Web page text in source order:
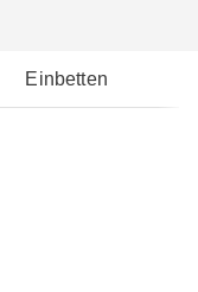
Einbetten